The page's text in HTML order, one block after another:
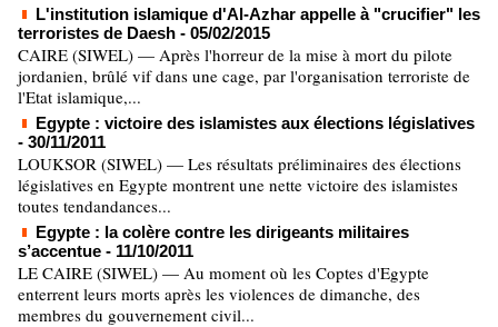
L'institution islamique d'Al-Azhar appelle à "crucifier" les
terroristes de Daesh - 05/02/2015
CAIRE (SIWEL) — Après l'horreur de la mise à mort du pilote
jordanien, brûlé vif dans une cage, par l'organisation terroriste de
l'Etat islamique,...
Egypte : victoire des islamistes aux élections législatives
- 30/11/2011
LOUKSOR (SIWEL) — Les résultats préliminaires des élections
législatives en Egypte montrent une nette victoire des islamistes
toutes tendandances...
Egypte : la colère contre les dirigeants militaires
s’accentue - 11/10/2011
LE CAIRE (SIWEL) — Au moment où les Coptes d'Egypte
enterrent leurs morts après les violences de dimanche, des
membres du gouvernement civil...